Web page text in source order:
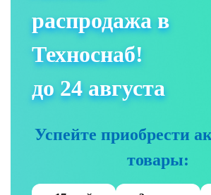
распродажа в
Техноснаб!
до 24 августа
Успейте приобрести
товары: